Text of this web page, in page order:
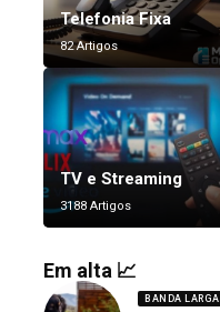
Telefonia Fixa
82 Artigos
TV e Streaming
3188 Artigos
Em alta 📈
BANDA LARGA